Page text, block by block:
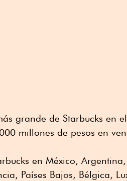
grande de Starbucks en
millones de pesos en
en México,
Países Bajos, Bélgica,